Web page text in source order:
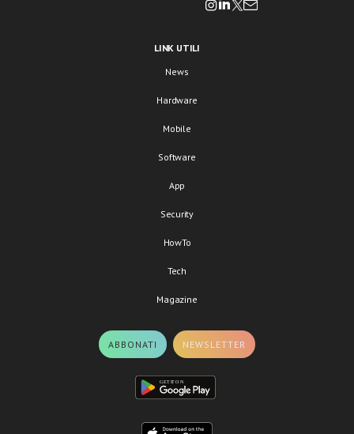
LINK UTILI
News
Hardware
Mobile
Software
App
Security
HowTo
Tech
Magazine
ABBONATI NEWSLETTER